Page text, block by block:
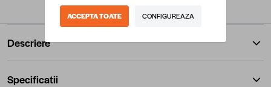
Descriere
Specificatii
ACCEPTA TOATE CONFIGUREAZA